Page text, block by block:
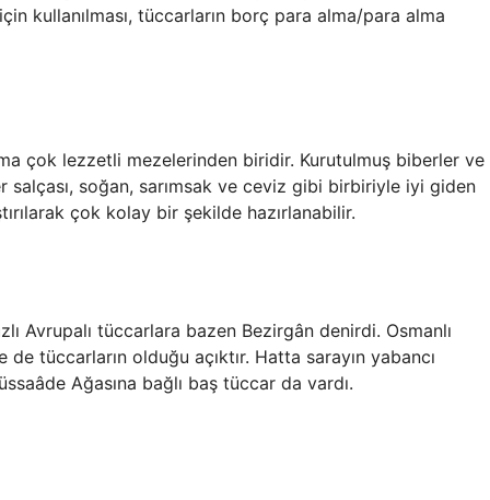
kullanılması, tüccarların borç para alma/para alma
çok lezzetli mezelerinden biridir. Kurutulmuş biberler ve
salçası, soğan, sarımsak ve ceviz gibi birbiriyle iyi giden
çok kolay bir şekilde hazırlanabilir.
Avrupalı ​​tüccarlara bazen Bezirgân denirdi. Osmanlı
tüccarların olduğu açıktır. Hatta sarayın yabancı
Ağasına bağlı baş tüccar da vardı.